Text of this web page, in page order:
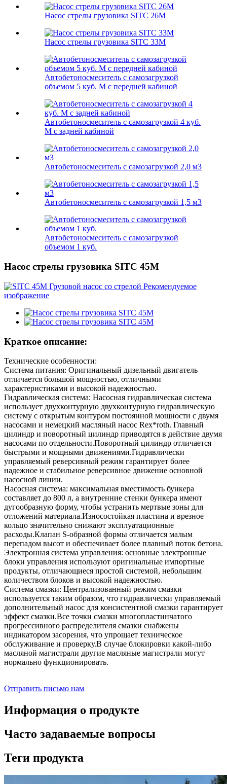
Насос стрелы грузовика SITC 26M
Насос стрелы грузовика SITC 33M
Автобетоносмеситель с самозагрузкой
объемом 5 куб. М с передней кабиной
Автобетоносмеситель с самозагрузкой 4 куб.
М с задней кабиной
Автобетоносмеситель с самозагрузкой 2,0 м3
Автобетоносмеситель с самозагрузкой 1,5 м3
Автобетоносмеситель с самозагрузкой
объемом 1 куб.
Насос стрелы грузовика SITC 45M
Краткое описание:
Технические особенности:
Система питания: Оригинальный дизельный двигатель
отличается большой мощностью, отличными
характеристиками и высокой надежностью.
Гидравлическая система: Насосная гидравлическая система
использует двухконтурную двухконтурную гидравлическую
систему с открытым контуром постоянной мощности с двумя
насосами и немецкий масляный насос Rex*roth. Главный
цилиндр и поворотный цилиндр приводятся в действие двумя
насосами по отдельности.Поворотный цилиндр отличается
быстрыми и мощными движениями.Гидравлически
управляемый реверсивный режим гарантирует более
надежное и стабильное реверсивное движение основной
насосной линии.
Насосная система: максимальная вместимость бункера
составляет до 800 л, а внутренние стенки бункера имеют
дугообразную форму, чтобы устранить мертвые зоны для
отложений материала.Износостойкая пластина и врезное
кольцо значительно снижают эксплуатационные
расходы.Клапан S-образной формы отличается малым
перепадом высот и обеспечивает более плавный поток бетона.
Электронная система управления: основные электронные
блоки управления используют оригинальные импортные
продукты, отличающиеся простой системой, небольшим
количеством блоков и высокой надежностью.
Система смазки: Централизованный режим смазки
используется таким образом, что гидравлически управляемый
дополнительный насос для консистентной смазки гарантирует
эффект смазки.Все точки смазки многопластинчатого
прогрессивного распределителя смазки снабжены
индикатором засорения, что упрощает техническое
обслуживание и проверку.В случае блокировки какой-либо
масляной магистрали другие масляные магистрали могут
нормально функционировать.
Отправить письмо нам
Информация о продукте
Часто задаваемые вопросы
Теги продукта